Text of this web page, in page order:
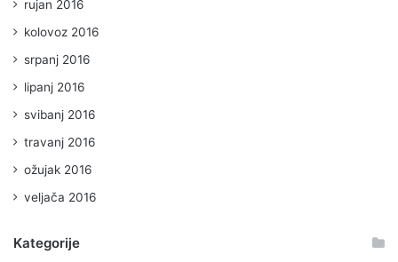
rujan 2016
kolovoz 2016
srpanj 2016
lipanj 2016
svibanj 2016
travanj 2016
ožujak 2016
veljača 2016
Kategorije